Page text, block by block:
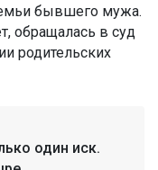
бывшего мужа.
обращалась в суд
родительских
один иск.